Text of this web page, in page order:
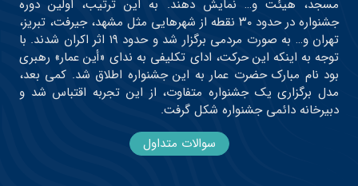
مسجد، هیئت و… نمایش دهند. به این ترتیب، اولین دوره
جشنواره در حدود ۳۰ نقطه از شهرهایی مثل مشهد، جیرفت، تبریز،
تهران و… به صورت مردمی برگزار شد و حدود ۱۹ اثر اکران شدند. با
توجه به اینکه این حرکت، ادای تکلیفی به ندای «أین عمار» رهبری
بود نام مبارک حضرت عمار به این جشنواره اطلاق شد. کمی بعد،
مدل برگزاری یک جشنواره متفاوت، از این تجربه اقتباس شد و
دبیرخانه دائمی جشنواره شکل گرفت.
سوالات متداول